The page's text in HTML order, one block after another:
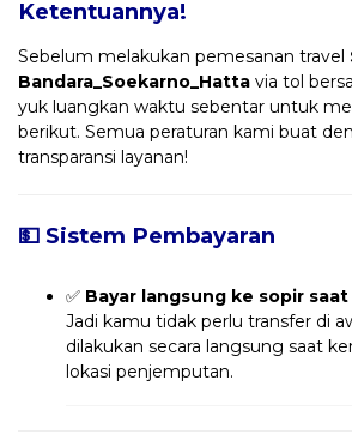
Ketentuannya!
Sebelum melakukan pemesanan travel
Bandara_Soekarno_Hatta via tol
yuk luangkan waktu sebentar untuk
berikut. Semua peraturan kami buat
transparansi layanan!
💵 Sistem Pembayaran
✅ Bayar langsung ke sopir
Jadi kamu tidak perlu transfer di
dilakukan secara langsung saat
lokasi penjemputan.